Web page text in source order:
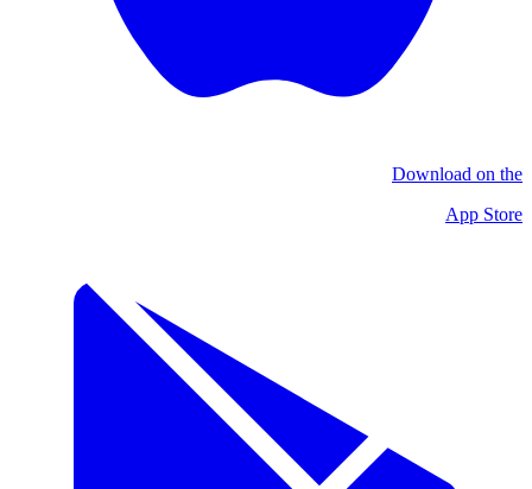
Download on the
App Store